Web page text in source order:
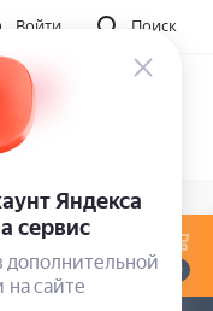
Поиск
Войти
0